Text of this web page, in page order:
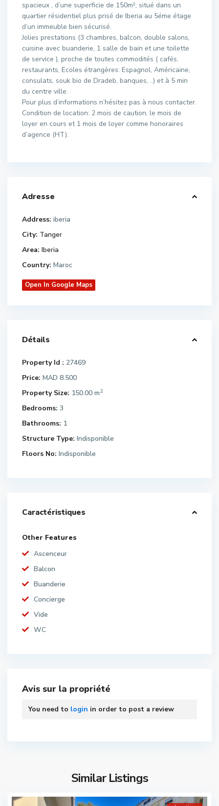
spacieux , d’une superficie de 150m², situé dans un
quartier résidentiel plus prisé de Iberia au 5éme étage
d’un immeuble bien sécurisé.
Jolies prestations (3 chambres, balcon, double salons,
cuisine avec buanderie, 1 salle de bain et une toilette
de service ), proche de toutes commodités ( cafés,
restaurants, Ecoles étrangères: Espagnol, Américaine,
consulats, souk bio de Dradeb, banques, ..) et à 5 min
du centre ville.
Pour plus d’informations n’hésitez pas à nous contacter.
Condition de location: 2 mois de caution, le mois de
loyer en cours et 1 mois de loyer comme honoraires
d’agence (HT).
Adresse
Address: iberia
City: Tanger
Area: Iberia
Country: Maroc
Open In Google Maps
Détails
Property Id : 27469
Price: MAD 8.500
Property Size: 150.00 m2
Bedrooms: 3
Bathrooms: 1
Structure Type: Indisponible
Floors No: Indisponible
Caractéristiques
Other Features
Ascenceur
Balcon
Buanderie
Concierge
Vide
WC
Avis sur la propriété
You need to login in order to post a review
Similar Listings